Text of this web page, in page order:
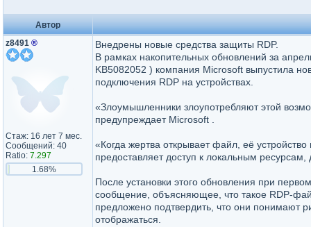
Автор
z8491 ®
Стаж: 16 лет 7 мес.
Сообщений: 40
Ratio: 7.297
1.68%
Внедрены новые средства защиты RDP.
В рамках накопительных обновлений за
KB5082052 ) компания Microsoft выпустила
подключения RDP на устройствах.
«Злоумышленники злоупотребляют этой
предупреждает Microsoft .
«Когда жертва открывает файл, её
предоставляет доступ к локальным
После установки этого обновления при
сообщение, объясняющее, что такое RDP-
предложено подтвердить, что они понимают
отображаться.